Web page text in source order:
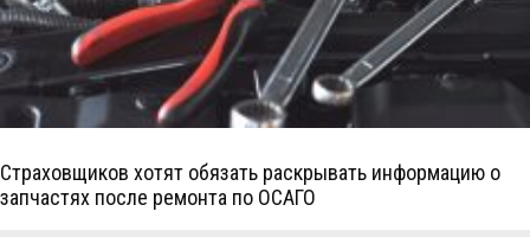
Страховщиков хотят обязать раскрывать информацию о
запчастях после ремонта по ОСАГО